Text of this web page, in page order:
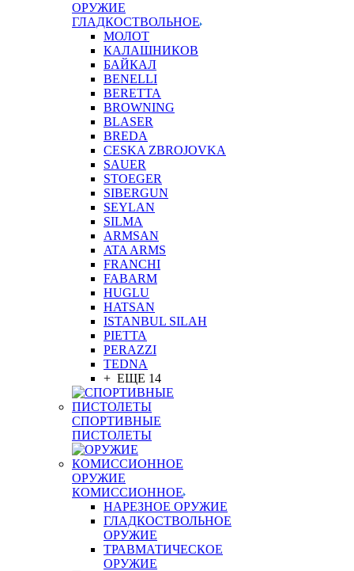
ОРУЖИЕ
ГЛАДКОСТВОЛЬНОЕ
МОЛОТ
КАЛАШНИКОВ
БАЙКАЛ
BENELLI
BERETTA
BROWNING
BLASER
BREDA
CESKA ZBROJOVKA
SAUER
STOEGER
SIBERGUN
SEYLAN
SILMA
ARMSAN
ATA ARMS
FRANCHI
FABARM
HUGLU
HATSAN
ISTANBUL SILAH
PIETTA
PERAZZI
TEDNA
+ ЕЩЕ 14
СПОРТИВНЫЕ
ПИСТОЛЕТЫ
ОРУЖИЕ
КОМИССИОННОЕ
НАРЕЗНОЕ ОРУЖИЕ
ГЛАДКОСТВОЛЬНОЕ
ОРУЖИЕ
ТРАВМАТИЧЕСКОЕ
ОРУЖИЕ